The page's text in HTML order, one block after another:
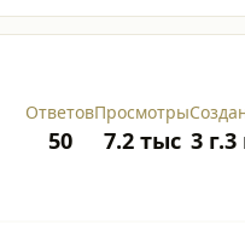
Ответов
50
Просмотры
7.2 тыс 3 г.3